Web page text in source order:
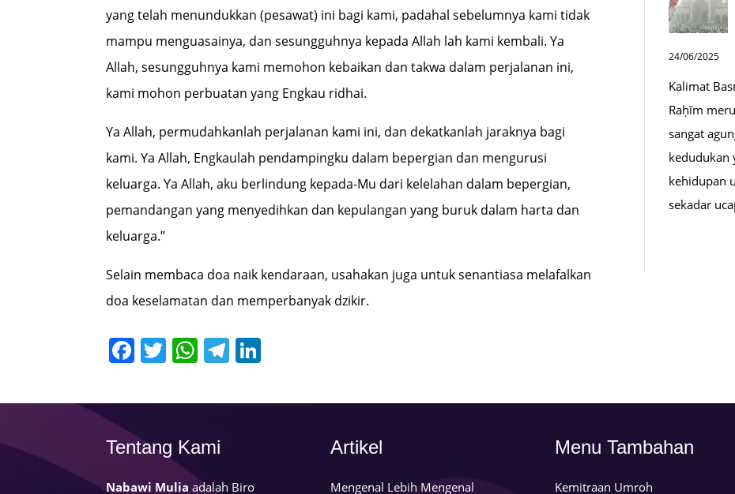
yang telah menundukkan (pesawat) ini bagi kami, padahal sebelumnya kami tidak
mampu menguasainya, dan sesungguhnya kepada Allah lah kami kembali. Ya
Allah, sesungguhnya kami memohon kebaikan dan takwa dalam perjalanan ini,
kami mohon perbuatan yang Engkau ridhai.
Ya Allah, permudahkanlah perjalanan kami ini, dan dekatkanlah jaraknya bagi
kami. Ya Allah, Engkaulah pendampingku dalam bepergian dan mengurusi
keluarga. Ya Allah, aku berlindung kepada-Mu dari kelelahan dalam bepergian,
pemandangan yang menyedihkan dan kepulangan yang buruk dalam harta dan
keluarga.”
Selain membaca doa naik kendaraan, usahakan juga untuk senantiasa melafalkan
doa keselamatan dan memperbanyak dzikir.
Facebook
Twitter
WhatsApp
Telegram
24/06/2025
Kalimat
Raḥīm
sangat
kedudukan
kehidupan
sekadar
Tentang Kami
Nabawi Mulia adalah Biro
Artikel
Mengenal Lebih Mengenal
Menu Tambahan
Kemitraan Umroh